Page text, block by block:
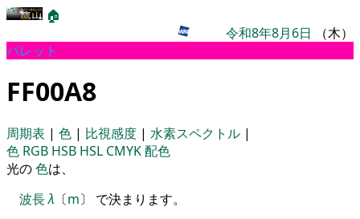
🏠
令和8年8月6日 （木）
パレット
FF00A8
周期表 | 色 | 比視感度 | 水素スペクトル |
色 RGB HSB HSL CMYK配色
光の色は、
波長λ 〔m〕 で決まります。